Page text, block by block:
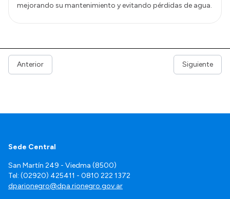
mejorando su mantenimiento y evitando pérdidas de agua.
Anterior Siguiente
Sede Central
San Martín 249 - Viedma (8500)
Tel: (02920) 425411 - 0810 222 1372
dparionegro@dpa.rionegro.gov.ar